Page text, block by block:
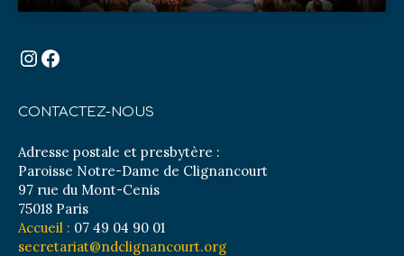
Instagram
Facebook
CONTACTEZ-NOUS
Adresse postale et presbytère :
Paroisse Notre-Dame de Clignancourt
97 rue du Mont-Cenis
75018 Paris
Accueil : 07 49 04 90 01
secretariat@ndclignancourt.org